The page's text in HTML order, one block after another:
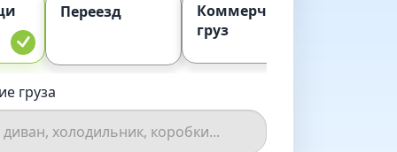
Переезд
Коммерческий
груз
груза